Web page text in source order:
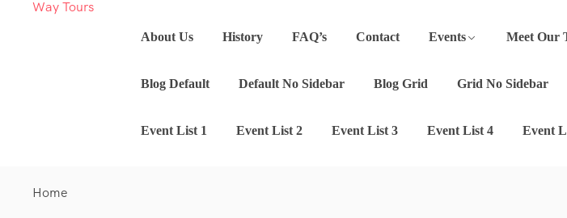
About Us History FAQ’s Contact Events Meet Our
Blog Default Default No Sidebar Blog Grid Grid No Sidebar
Event List 1 Event List 2 Event List 3 Event List 4 Event
Home